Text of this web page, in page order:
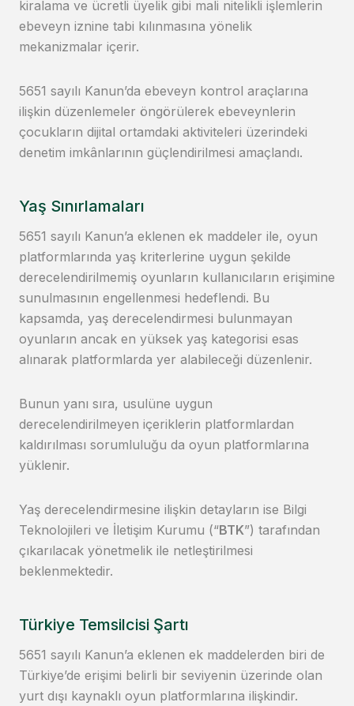
kiralama ve ücretli üyelik gibi mali nitelikli işlemlerin
ebeveyn iznine tabi kılınmasına yönelik
mekanizmalar içerir.
5651 sayılı Kanun’da ebeveyn kontrol araçlarına
ilişkin düzenlemeler öngörülerek ebeveynlerin
çocukların dijital ortamdaki aktiviteleri üzerindeki
denetim imkânlarının güçlendirilmesi amaçlandı.
Yaş Sınırlamaları
5651 sayılı Kanun’a eklenen ek maddeler ile, oyun
platformlarında yaş kriterlerine uygun şekilde
derecelendirilmemiş oyunların kullanıcıların erişimine
sunulmasının engellenmesi hedeflendi. Bu
kapsamda, yaş derecelendirmesi bulunmayan
oyunların ancak en yüksek yaş kategorisi esas
alınarak platformlarda yer alabileceği düzenlenir.
Bunun yanı sıra, usulüne uygun
derecelendirilmeyen içeriklerin platformlardan
kaldırılması sorumluluğu da oyun platformlarına
yüklenir.
Yaş derecelendirmesine ilişkin detayların ise Bilgi
Teknolojileri ve İletişim Kurumu (“BTK”) tarafından
çıkarılacak yönetmelik ile netleştirilmesi
beklenmektedir.
Türkiye Temsilcisi Şartı
5651 sayılı Kanun’a eklenen ek maddelerden biri de
Türkiye’de erişimi belirli bir seviyenin üzerinde olan
yurt dışı kaynaklı oyun platformlarına ilişkindir.